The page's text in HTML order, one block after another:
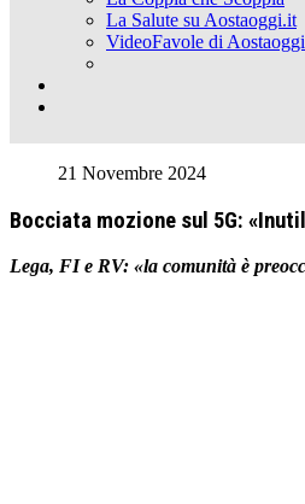
La Salute su Aostaoggi.it
VideoFavole di
21 Novembre 2024
Bocciata mozione sul 5G:
Lega, FI e RV: «la comunità è